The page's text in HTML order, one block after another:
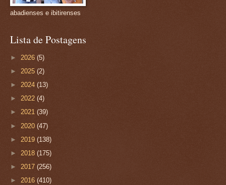
abadienses e ibitirenses
Lista de Postagens
► 2026 (5)
► 2025 (2)
► 2024 (13)
► 2022 (4)
► 2021 (39)
► 2020 (47)
► 2019 (138)
► 2018 (175)
► 2017 (256)
► 2016 (410)